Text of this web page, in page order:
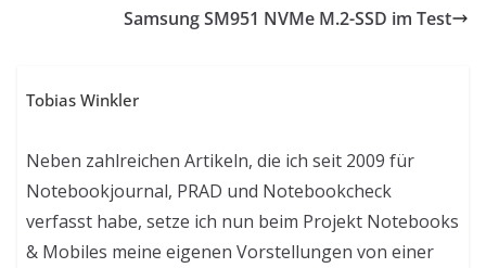
Samsung SM951 NVMe M.2-SSD im Test
Tobias Winkler
Neben zahlreichen Artikeln, die ich seit 2009 für
Notebookjournal, PRAD und Notebookcheck
verfasst habe, setze ich nun beim Projekt Notebooks
& Mobiles meine eigenen Vorstellungen von einer